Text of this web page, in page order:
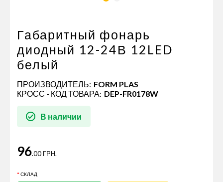
Габаритный фонарь
диодный 12-24В 12LED
белый
ПРОИЗВОДИТЕЛЬ: FORM PLAS
КРОСС - КОД ТОВАРА: DEP-FR0178W
В наличии
96.00 ГРН.
СКЛАД